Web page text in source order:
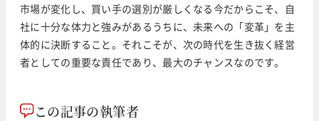
市場が変化し、買い手の選別が厳しくなる今だからこそ、自
社に十分な体力と強みがあるうちに、未来への「変革」を主
体的に決断すること。それこそが、次の時代を生き抜く経営
者としての重要な責任であり、最大のチャンスなのです。
この記事の執筆者